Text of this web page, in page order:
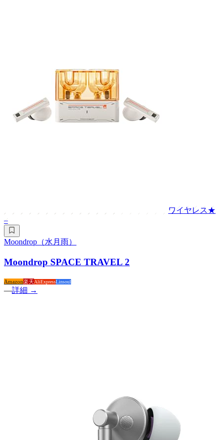
ワイヤレス★
–
Moondrop（水月雨）
Moondrop SPACE TRAVEL 2
Amazon楽天AliExpressLinsoul
—詳細 →